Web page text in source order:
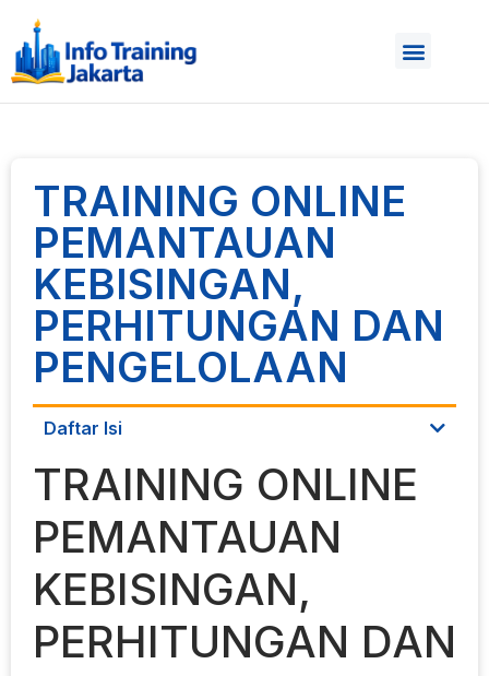
TRAINING ONLINE
PEMANTAUAN
KEBISINGAN,
PERHITUNGAN DAN
PENGELOLAAN
Daftar Isi
TRAINING ONLINE
PEMANTAUAN
KEBISINGAN,
PERHITUNGAN DAN